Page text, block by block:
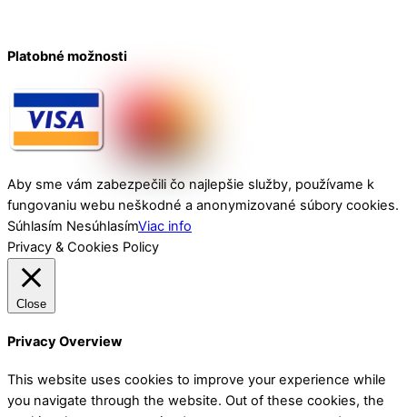
Platobné možnosti
Aby sme vám zabezpečili čo najlepšie služby, používame k
fungovaniu webu neškodné a anonymizované súbory cookies.
Súhlasím NesúhlasímViac info
Privacy & Cookies Policy
Close
Privacy Overview
This website uses cookies to improve your experience while
you navigate through the website. Out of these cookies, the